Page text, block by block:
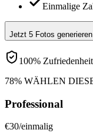
Einmalige
Jetzt 5 Fotos generieren
100%
78% WÄHLEN
Professional
€30/einmalig